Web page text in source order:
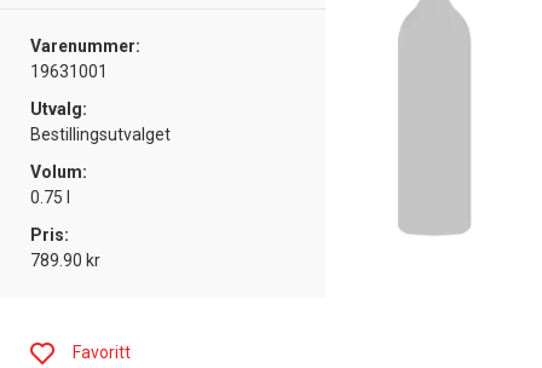
Varenummer:
19631001
Utvalg:
Bestillingsutvalget
Volum:
0.75 l
Pris:
789.90 kr
Favoritt